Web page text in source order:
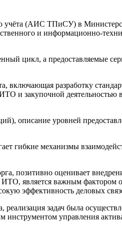
учёта (АИС ТПиСУ) в
и информационно-
цикл, а предоставляемые
включающая разработку
и закупочной
описание уровней
гибкие механизмы
позитивно оценивает
является важным фактором
эффективность деловых
задач была
инструментом управления